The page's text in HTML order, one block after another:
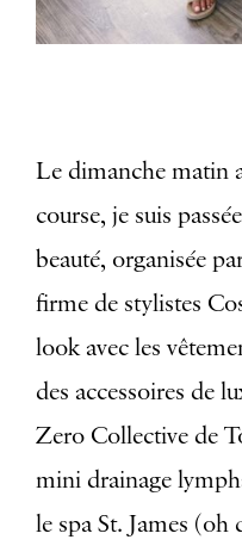
Le dimanche matin
course, je suis
beauté, organisée
firme de stylistes
look avec les
des accessoires de
Zero Collective de
mini drainage
le spa St. James